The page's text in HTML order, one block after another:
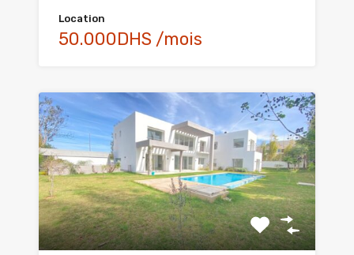
Location
50.000DHS /mois